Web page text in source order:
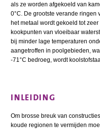
als ze worden afgekoeld van
0°C. De grootste verande
het metaal wordt gekoeld tot
kookpunten van vloeibaar
bij minder lage temperaturen
aangetroffen in poolgebieden,
-71°C bedroeg, wordt
INLEIDING
Om brosse breuk van
koude regionen te vermijden